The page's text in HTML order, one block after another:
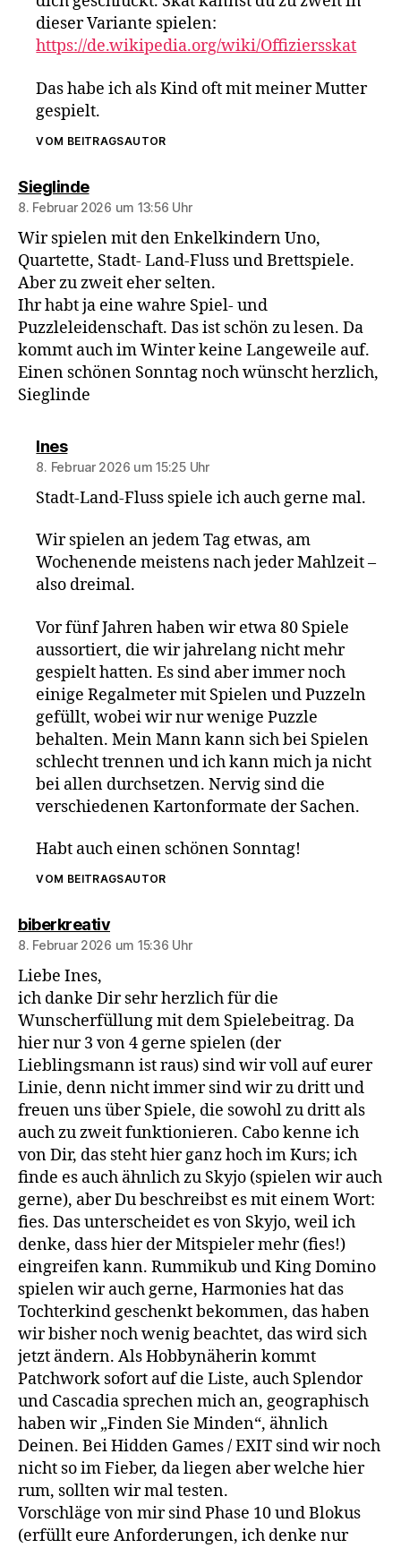
dieser Variante spielen:
https://de.wikipedia.org/wiki/Offiziersskat
Das habe ich als Kind oft mit meiner Mutter
gespielt.
VOM BEITRAGSAUTOR
Sieglindesagt:
8. Februar 2026 um 13:56 Uhr
Wir spielen mit den Enkelkindern Uno,
Quartette, Stadt- Land-Fluss und Brettspiele.
Aber zu zweit eher selten.
Ihr habt ja eine wahre Spiel- und
Puzzleleidenschaft. Das ist schön zu lesen. Da
kommt auch im Winter keine Langeweile auf.
Einen schönen Sonntag noch wünscht herzlich,
Sieglinde
Inessagt:
8. Februar 2026 um 15:25 Uhr
Stadt-Land-Fluss spiele ich auch gerne mal.
Wir spielen an jedem Tag etwas, am
Wochenende meistens nach jeder Mahlzeit –
also dreimal.
Vor fünf Jahren haben wir etwa 80 Spiele
aussortiert, die wir jahrelang nicht mehr
gespielt hatten. Es sind aber immer noch
einige Regalmeter mit Spielen und Puzzeln
gefüllt, wobei wir nur wenige Puzzle
behalten. Mein Mann kann sich bei Spielen
schlecht trennen und ich kann mich ja nicht
bei allen durchsetzen. Nervig sind die
verschiedenen Kartonformate der Sachen.
Habt auch einen schönen Sonntag!
VOM BEITRAGSAUTOR
biberkreativsagt:
8. Februar 2026 um 15:36 Uhr
Liebe Ines,
ich danke Dir sehr herzlich für die
Wunscherfüllung mit dem Spielebeitrag. Da
hier nur 3 von 4 gerne spielen (der
Lieblingsmann ist raus) sind wir voll auf eurer
Linie, denn nicht immer sind wir zu dritt und
freuen uns über Spiele, die sowohl zu dritt als
auch zu zweit funktionieren. Cabo kenne ich
von Dir, das steht hier ganz hoch im Kurs; ich
finde es auch ähnlich zu Skyjo (spielen wir auch
gerne), aber Du beschreibst es mit einem Wort:
fies. Das unterscheidet es von Skyjo, weil ich
denke, dass hier der Mitspieler mehr (fies!)
eingreifen kann. Rummikub und King Domino
spielen wir auch gerne, Harmonies hat das
Tochterkind geschenkt bekommen, das haben
wir bisher noch wenig beachtet, das wird sich
jetzt ändern. Als Hobbynäherin kommt
Patchwork sofort auf die Liste, auch Splendor
und Cascadia sprechen mich an, geographisch
haben wir „Finden Sie Minden“, ähnlich
Deinen. Bei Hidden Games / EXIT sind wir noch
nicht so im Fieber, da liegen aber welche hier
rum, sollten wir mal testen.
Vorschläge von mir sind Phase 10 und Blokus
(erfüllt eure Anforderungen, ich denke nur